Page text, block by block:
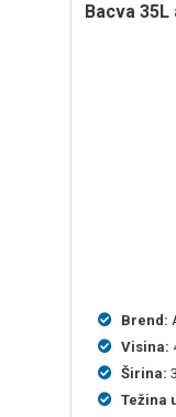
bacva
Brend:
Visina:
Širina:
Težina